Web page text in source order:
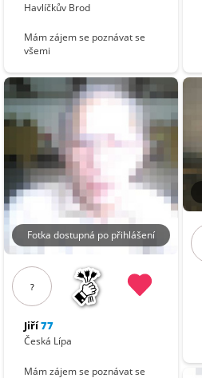
Havlíčkův Brod
Mám zájem se poznávat se
všemi
Fotka dostupná po přihlášení
?
Jiří77
Česká Lípa
Mám zájem se poznávat se